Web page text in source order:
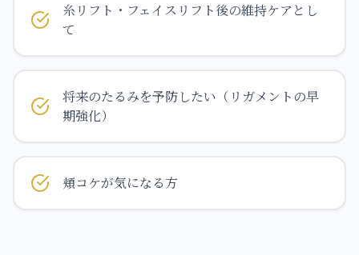
糸リフト・フェイスリフト後の維持ケアとし
て
将来のたるみを予防したい（リガメントの早
期強化）
頬コケが気になる方